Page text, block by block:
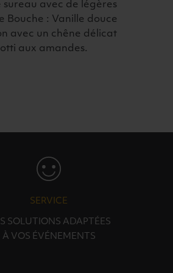
avec de légères
Bouche : Vanille douce
avec un chêne délicat
aux amandes.
SERVICE
SOLUTIONS ADAPTÉES
À VOS ÉVÉNEMENTS